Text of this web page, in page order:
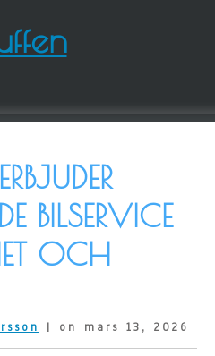
BILSERVICE
OCH
| on mars 13, 2026